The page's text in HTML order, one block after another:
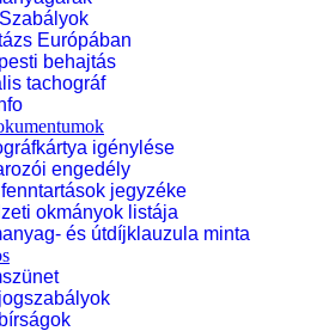
Európában
behajtás
tachográf
igénylése
engedély
jegyzéke
okmányok listája
és útdíjklauzula minta